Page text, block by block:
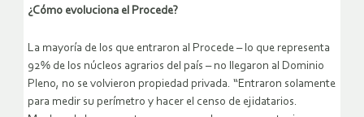
¿Cómo evoluciona el Procede?
La mayoría de los que entraron al Procede – lo que representa
92% de los núcleos agrarios del país – no llegaron al Dominio
Pleno, no se volvieron propiedad privada. “Entraron solamente
para medir su perímetro y hacer el censo de ejidatarios.